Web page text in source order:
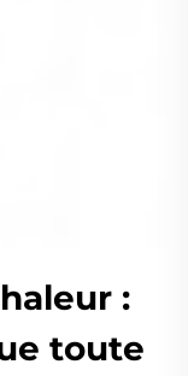
:
toute